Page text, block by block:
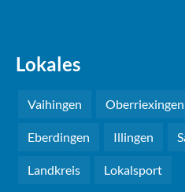
Lokales
Vaihingen Oberriexingen
Eberdingen Illingen
Landkreis Lokalsport